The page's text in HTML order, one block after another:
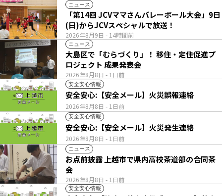
ニュース
2026年8月9日 - 14時間前
「第14回 JCVママさんバレーボール大会」9日
(日)からJCVスペシャルで放送！
ニュース
2026年8月8日 - 1日前
大島区で「むらづくり」！ 移住・定住促進プ
ロジェクト 成果発表会
安全安心情報
2026年8月8日 - 1日前
安全安心:【安全メール】火災誤報連絡
安全安心情報
2026年8月8日 - 1日前
安全安心:【安全メール】火災発生連絡
ニュース
2026年8月8日 - 1日前
お点前披露 上越市で県内高校茶道部の合同茶
会
安全安心情報